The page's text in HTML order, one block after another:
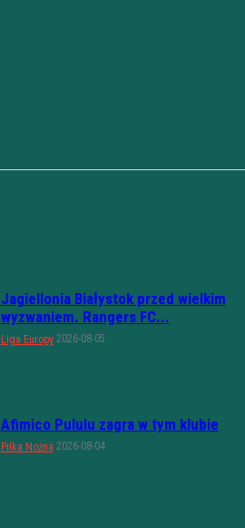
Jagiellonia Białystok przed wielkim
wyzwaniem. Rangers FC...
Liga Europy 2026-08-05
Afimico Pululu zagra w tym klubie
Piłka Nożna 2026-08-04